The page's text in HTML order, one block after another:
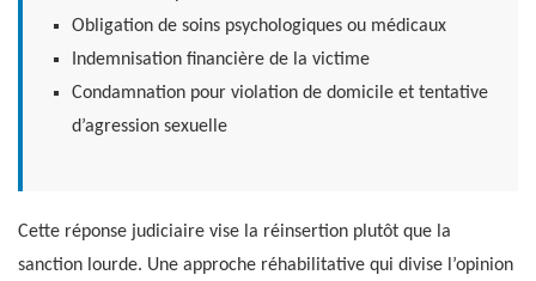
Obligation de soins psychologiques ou médicaux
Indemnisation financière de la victime
Condamnation pour violation de domicile et tentative
d’agression sexuelle
Cette réponse judiciaire vise la réinsertion plutôt que la
sanction lourde. Une approche réhabilitative qui divise l’opinion